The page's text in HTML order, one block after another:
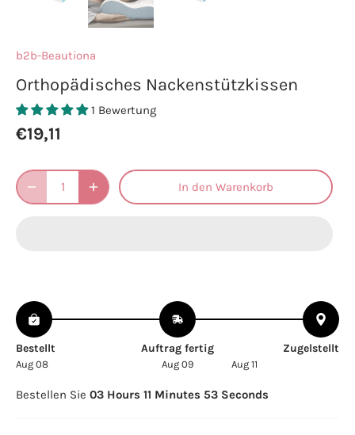
b2b-Beautiona
Orthopädisches Nackenstützkissen
1 Bewertung
€19,11
In den Warenkorb
Bestellt
Aug 08
Auftrag fertig
Aug 09
Zugelstellt
Aug 11
Bestellen Sie 03 Hours 11 Minutes 53 Seconds